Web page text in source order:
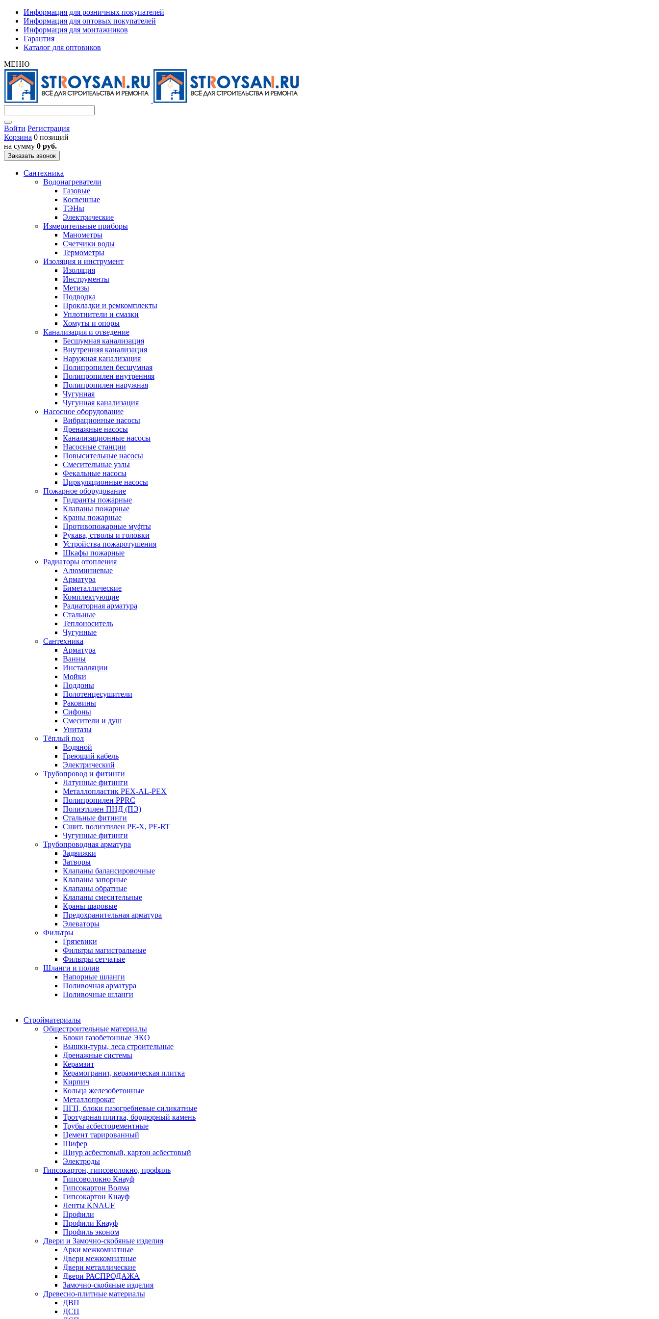
Информация для розничных покупателей
Информация для оптовых покупателей
Информация для монтажников
Гарантия
Каталог для оптовиков
МЕНЮ
Войти Регистрация
Корзина 0 позиций
на сумму 0 руб.
Заказать звонок
Сантехника
Водонагреватели
Газовые
Косвенные
ТЭНы
Электрические
Измерительные приборы
Манометры
Счетчики воды
Термометры
Изоляция и инструмент
Изоляция
Инструменты
Метизы
Подводка
Прокладки и ремкомплекты
Уплотнители и смазки
Хомуты и опоры
Канализация и отведение
Бесшумная канализация
Внутренняя канализация
Наружная канализация
Полипропилен бесшумная
Полипропилен внутренняя
Полипропилен наружная
Чугунная
Чугунная канализация
Насосное оборудование
Вибрационные насосы
Дренажные насосы
Канализационные насосы
Насосные станции
Повысительные насосы
Смесительные узлы
Фекальные насосы
Циркуляционные насосы
Пожарное оборудование
Гидранты пожарные
Клапаны пожарные
Краны пожарные
Противопожарные муфты
Рукава, стволы и головки
Устройства пожаротушения
Шкафы пожарные
Радиаторы отопления
Алюминиевые
Арматура
Биметаллические
Комплектующие
Радиаторная арматура
Стальные
Теплоноситель
Чугунные
Сантехника
Арматура
Ванны
Инсталляции
Мойки
Поддоны
Полотенцесушители
Раковины
Сифоны
Смесители и душ
Унитазы
Тёплый пол
Водяной
Греющий кабель
Электрический
Трубопровод и фитинги
Латунные фитинги
Металлопластик PEX-AL-PEX
Полипропилен PPRC
Полиэтилен ПНД (ПЭ)
Стальные фитинги
Сшит. полиэтилен PE-X, PE-RT
Чугунные фитинги
Трубопроводная арматура
Задвижки
Затворы
Клапаны балансировочные
Клапаны запорные
Клапаны обратные
Клапаны смесительные
Краны шаровые
Предохранительная арматура
Элеваторы
Фильтры
Грязевики
Фильтры магистральные
Фильтры сетчатые
Шланги и полив
Напорные шланги
Поливочная арматура
Поливочные шланги
Стройматериалы
Oбщестроительные материалы
Блоки газобетонные ЭКО
Вышки-туры, леса строительные
Дренажные системы
Керамзит
Керамогранит, керамическая плитка
Кирпич
Кольца железобетонные
Металлопрокат
ПГП, блоки пазогребневые силикатные
Тротуарная плитка, бордюрный камень
Трубы асбестоцементные
Цемент тарированный
Шифер
Шнур асбестовый, картон асбестовый
Электроды
Гипсокартон, гипсоволокно, профиль
Гипсоволокно Кнауф
Гипсокартон Волма
Гипсокартон Кнауф
Ленты KNAUF
Профили
Профили Кнауф
Профиль эконом
Двери и Замочно-скобяные изделия
Арки межкомнатные
Двери межкомнатные
Двери металлические
Двери РАСПРОДАЖА
Замочно-скобяные изделия
Древесно-плитные материалы
ДВП
ДСП